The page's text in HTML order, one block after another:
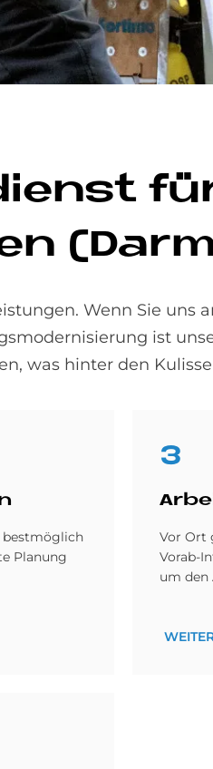
Wenn Sie uns
ist
was hinter den
bestmöglich
Planung
3
Vor Ort
Vorab-
um den